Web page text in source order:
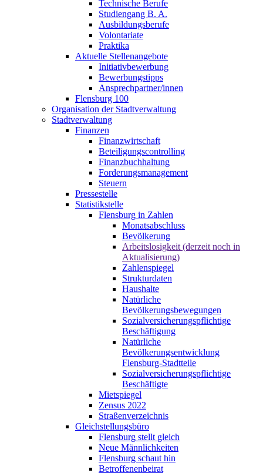
Technische Berufe
Studiengang B. A.
Ausbildungsberufe
Volontariate
Praktika
Aktuelle Stellenangebote
Initiativbewerbung
Bewerbungstipps
Ansprechpartner/innen
Flensburg 100
Organisation der Stadtverwaltung
Stadtverwaltung
Finanzen
Finanzwirtschaft
Beteiligungscontrolling
Finanzbuchhaltung
Forderungsmanagement
Steuern
Pressestelle
Statistikstelle
Flensburg in Zahlen
Monatsabschluss
Bevölkerung
Arbeitslosigkeit (derzeit noch in
Aktualisierung)
Zahlenspiegel
Strukturdaten
Haushalte
Natürliche
Bevölkerungsbewegungen
Sozialversicherungspflichtige
Beschäftigung
Natürliche
Bevölkerungsentwicklung
Flensburg-Stadtteile
Sozialversicherungspflichtige
Beschäftigte
Mietspiegel
Zensus 2022
Straßenverzeichnis
Gleichstellungsbüro
Flensburg stellt gleich
Neue Männlichkeiten
Flensburg schaut hin
Betroffenenbeirat